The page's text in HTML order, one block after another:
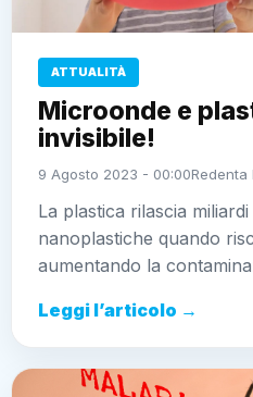
ATTUALITÀ
Microonde e
invisibile!
9 Agosto 2023 - 00:00Redenta
La plastica rilascia
nanoplastiche quando
aumentando la
Leggi l’articolo →